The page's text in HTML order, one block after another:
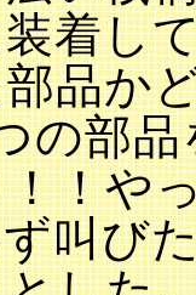
着し
品か
の部
！や
叫び